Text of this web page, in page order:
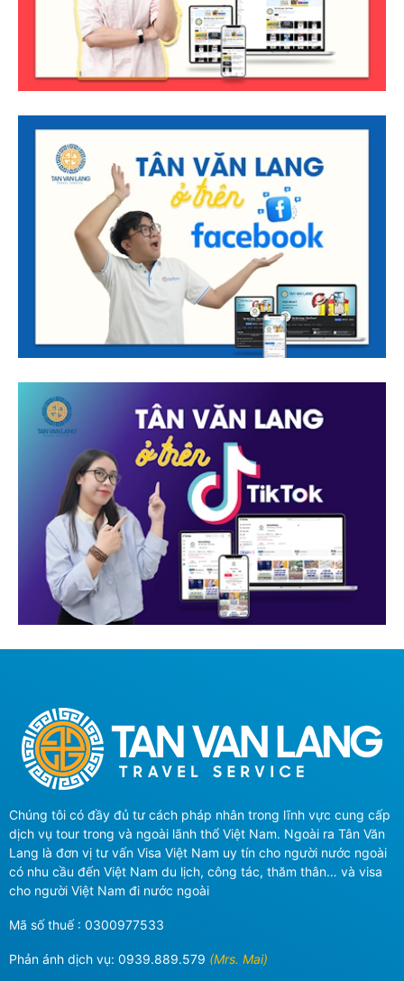
Chúng tôi có đầy đủ tư cách pháp nhân trong lĩnh vực cung cấp
dịch vụ tour trong và ngoài lãnh thổ Việt Nam. Ngoài ra Tân Văn
Lang là đơn vị tư vấn Visa Việt Nam uy tín cho người nước ngoài
có nhu cầu đến Việt Nam du lịch, công tác, thăm thân… và visa
cho người Việt Nam đi nước ngoài
Mã số thuế : 0300977533
Phản ánh dịch vụ: 0939.889.579 (Mrs. Mai)